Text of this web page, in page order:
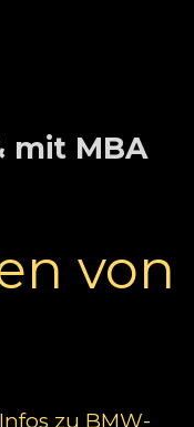
mit MBA
von
zu BMW-